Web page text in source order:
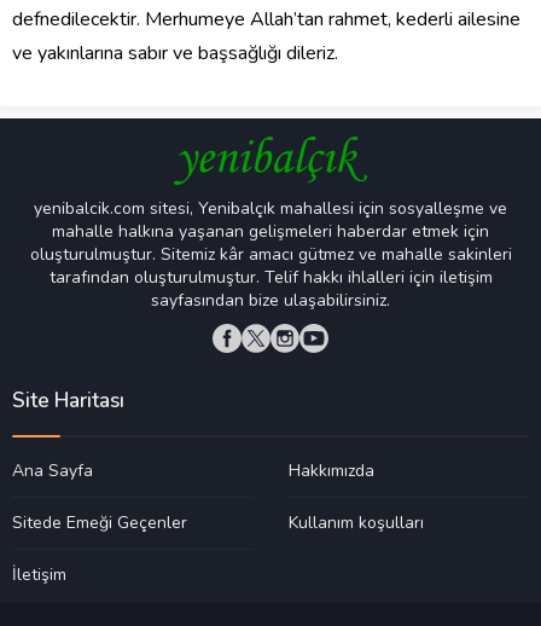
defnedilecektir. Merhumeye Allah’tan rahmet, kederli ailesine
ve yakınlarına sabır ve başsağlığı dileriz.
yenibalcik.com sitesi, Yenibalçık mahallesi için sosyalleşme ve
mahalle halkına yaşanan gelişmeleri haberdar etmek için
oluşturulmuştur. Sitemiz kâr amacı gütmez ve mahalle sakinleri
tarafından oluşturulmuştur. Telif hakkı ihlalleri için iletişim
sayfasından bize ulaşabilirsiniz.
Site Haritası
Ana Sayfa Hakkımızda
Sitede Emeği Geçenler Kullanım koşulları
İletişim